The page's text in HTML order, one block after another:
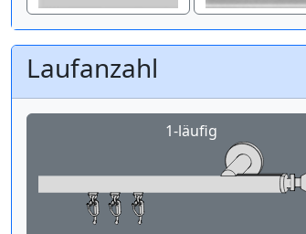
Laufanzahl
1-läufig